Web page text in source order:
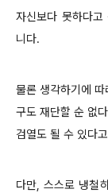
자신보다 못하다
니다.
물론 생각하기에
구도 재단할 순 없
검열도 될 수 있다
다만, 스스로 냉철